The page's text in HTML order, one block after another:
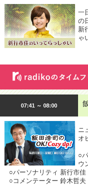
一
の
新
ゃ
07:41 ～ 08:00
ニ
オ
○
ウ
○パーソナリティ 新行市佳
○コメンテーター 鈴木哲夫